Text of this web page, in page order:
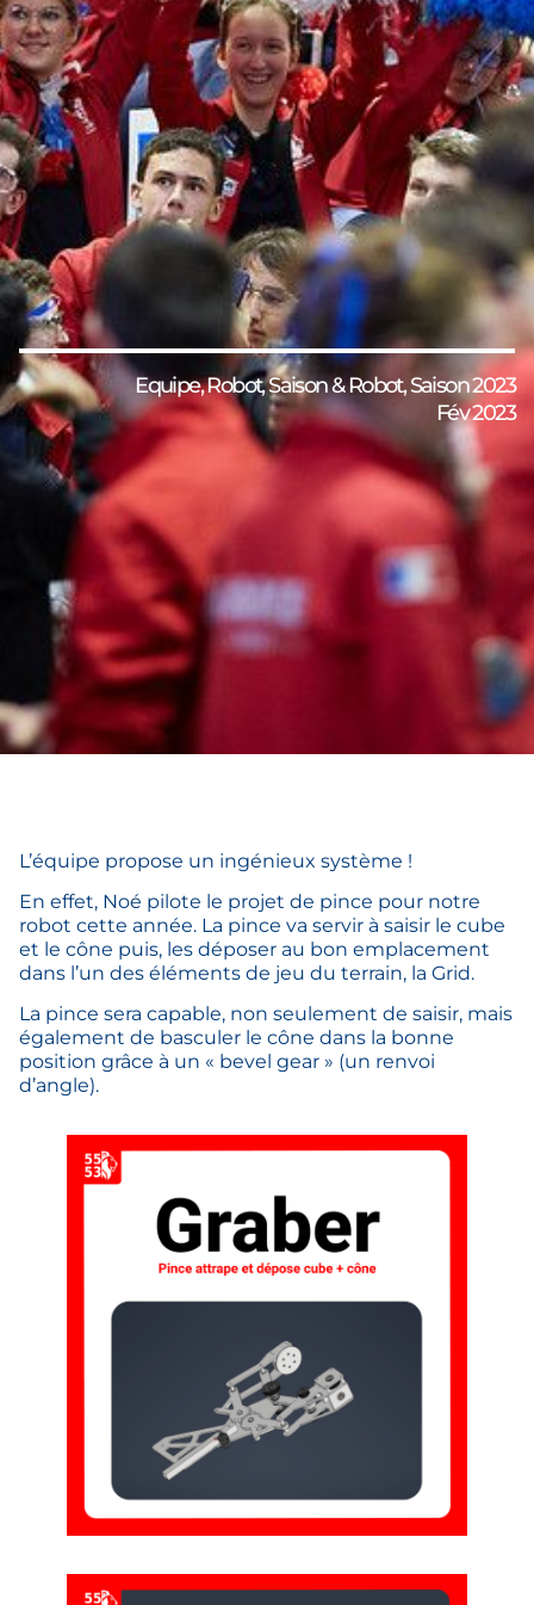
Equipe,Robot,Saison & Robot,Saison 2023
Fév 2023
L’équipe propose un ingénieux système !
En effet, Noé pilote le projet de pince pour notre
robot cette année. La pince va servir à saisir le cube
et le cône puis, les déposer au bon emplacement
dans l’un des éléments de jeu du terrain, la Grid.
La pince sera capable, non seulement de saisir, mais
également de basculer le cône dans la bonne
position grâce à un « bevel gear » (un renvoi
d’angle).